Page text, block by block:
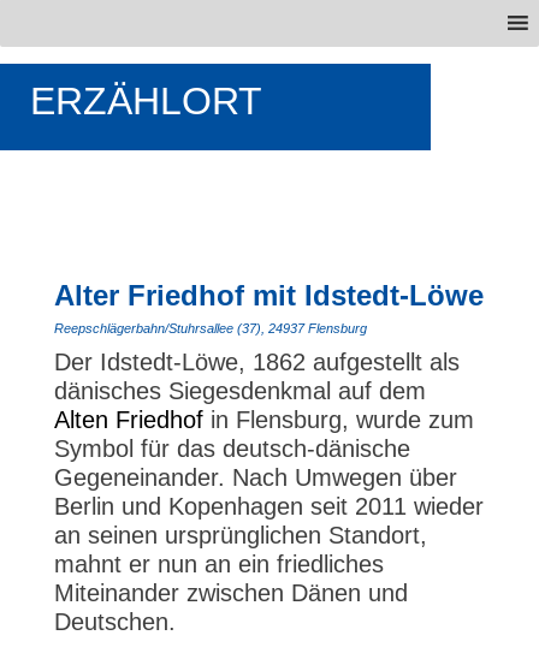
ERZÄHLORT
Alter Friedhof mit Idstedt-Löwe
Reepschlägerbahn/Stuhrsallee (37), 24937 Flensburg
Der Idstedt-Löwe, 1862 aufgestellt als
dänisches Siegesdenkmal auf dem
Alten Friedhofin Flensburg, wurde zum
Symbol für das deutsch-dänische
Gegeneinander. Nach Umwegen über
Berlin und Kopenhagen seit 2011 wieder
an seinen ursprünglichen Standort,
mahnt er nun an ein friedliches
Miteinander zwischen Dänen und
Deutschen.